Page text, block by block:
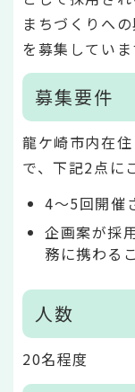
まちづくりへ
を募集していま
募集要件
龍ケ崎市内在
で、下記2点に
4～5回開催
企画案が採
務に携わる
人数
20名程度